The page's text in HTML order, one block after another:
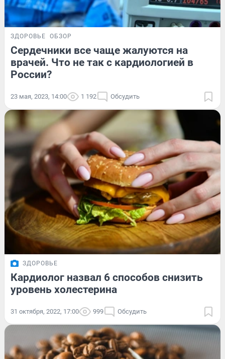
ЗДОРОВЬЕ ОБЗОР
Сердечники все чаще жалуются на
врачей. Что не так с кардиологией в
России?
23 мая, 2023, 14:00 1 192 Обсудить
ЗДОРОВЬЕ
Кардиолог назвал 6 способов снизить
уровень холестерина
31 октября, 2022, 17:00 999 Обсудить